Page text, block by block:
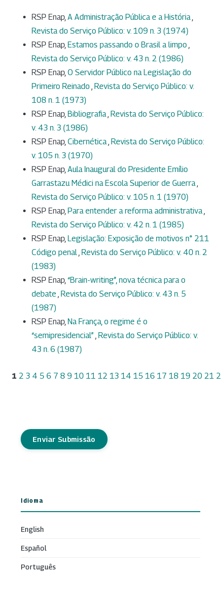
RSP Enap, A Administração Pública e a História,
Revista do Serviço Público: v. 109 n. 3 (1974)
RSP Enap, Estamos passando o Brasil a limpo ,
Revista do Serviço Público: v. 43 n. 2 (1986)
RSP Enap, O Servidor Público na Legislação do
Primeiro Reinado , Revista do Serviço Público: v.
108 n. 1 (1973)
RSP Enap, Bibliografia, Revista do Serviço Público:
v. 43 n. 3 (1986)
RSP Enap, Cibernética, Revista do Serviço Público:
v. 105 n. 3 (1970)
RSP Enap, Aula Inaugural do Presidente Emílio
Garrastazu Médici na Escola Superior de Guerra,
Revista do Serviço Público: v. 105 n. 1 (1970)
RSP Enap, Para entender a reforma administrativa,
Revista do Serviço Público: v. 42 n. 1 (1985)
RSP Enap, Legislação: Exposição de motivos n° 211
Código penal, Revista do Serviço Público: v. 40 n. 2
(1983)
RSP Enap, “Brain-writing”, nova técnica para o
debate , Revista do Serviço Público: v. 43 n. 5
(1987)
RSP Enap, Na França, o regime é o
“semipresidencial” , Revista do Serviço Público: v.
43 n. 6 (1987)
1 2 3 4 5 6 7 8 9 10 11 12 13 14 15 16 17 18 19 20 21
Enviar Submissão
Idioma
English
Español
Português